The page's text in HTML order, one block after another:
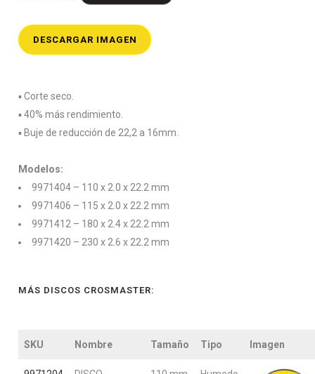
DESCARGAR IMAGEN
▪️ Corte seco.
▪️ 40% más rendimiento.
▪️ Buje de reducción de 22,2 a 16mm.
Modelos:
9971404 – 110 x 2.0 x 22.2 mm
9971406 – 115 x 2.0 x 22.2 mm
9971412 – 180 x 2.4 x 22.2 mm
9971420 – 230 x 2.6 x 22.2 mm
MÁS DISCOS CROSMASTER:
SKU Nombre Tamaño Tipo Imagen